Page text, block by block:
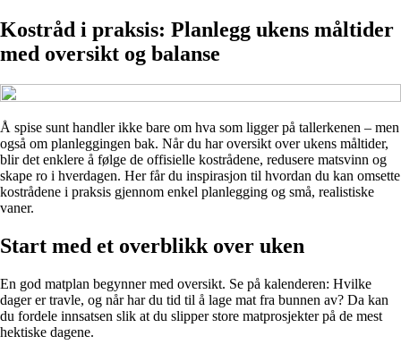
Kostråd i praksis: Planlegg ukens måltider
med oversikt og balanse
Å spise sunt handler ikke bare om hva som ligger på tallerkenen – men
også om planleggingen bak. Når du har oversikt over ukens måltider,
blir det enklere å følge de offisielle kostrådene, redusere matsvinn og
skape ro i hverdagen. Her får du inspirasjon til hvordan du kan omsette
kostrådene i praksis gjennom enkel planlegging og små, realistiske
vaner.
Start med et overblikk over uken
En god matplan begynner med oversikt. Se på kalenderen: Hvilke
dager er travle, og når har du tid til å lage mat fra bunnen av? Da kan
du fordele innsatsen slik at du slipper store matprosjekter på de mest
hektiske dagene.